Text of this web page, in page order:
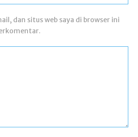
dan situs web saya di browser ini